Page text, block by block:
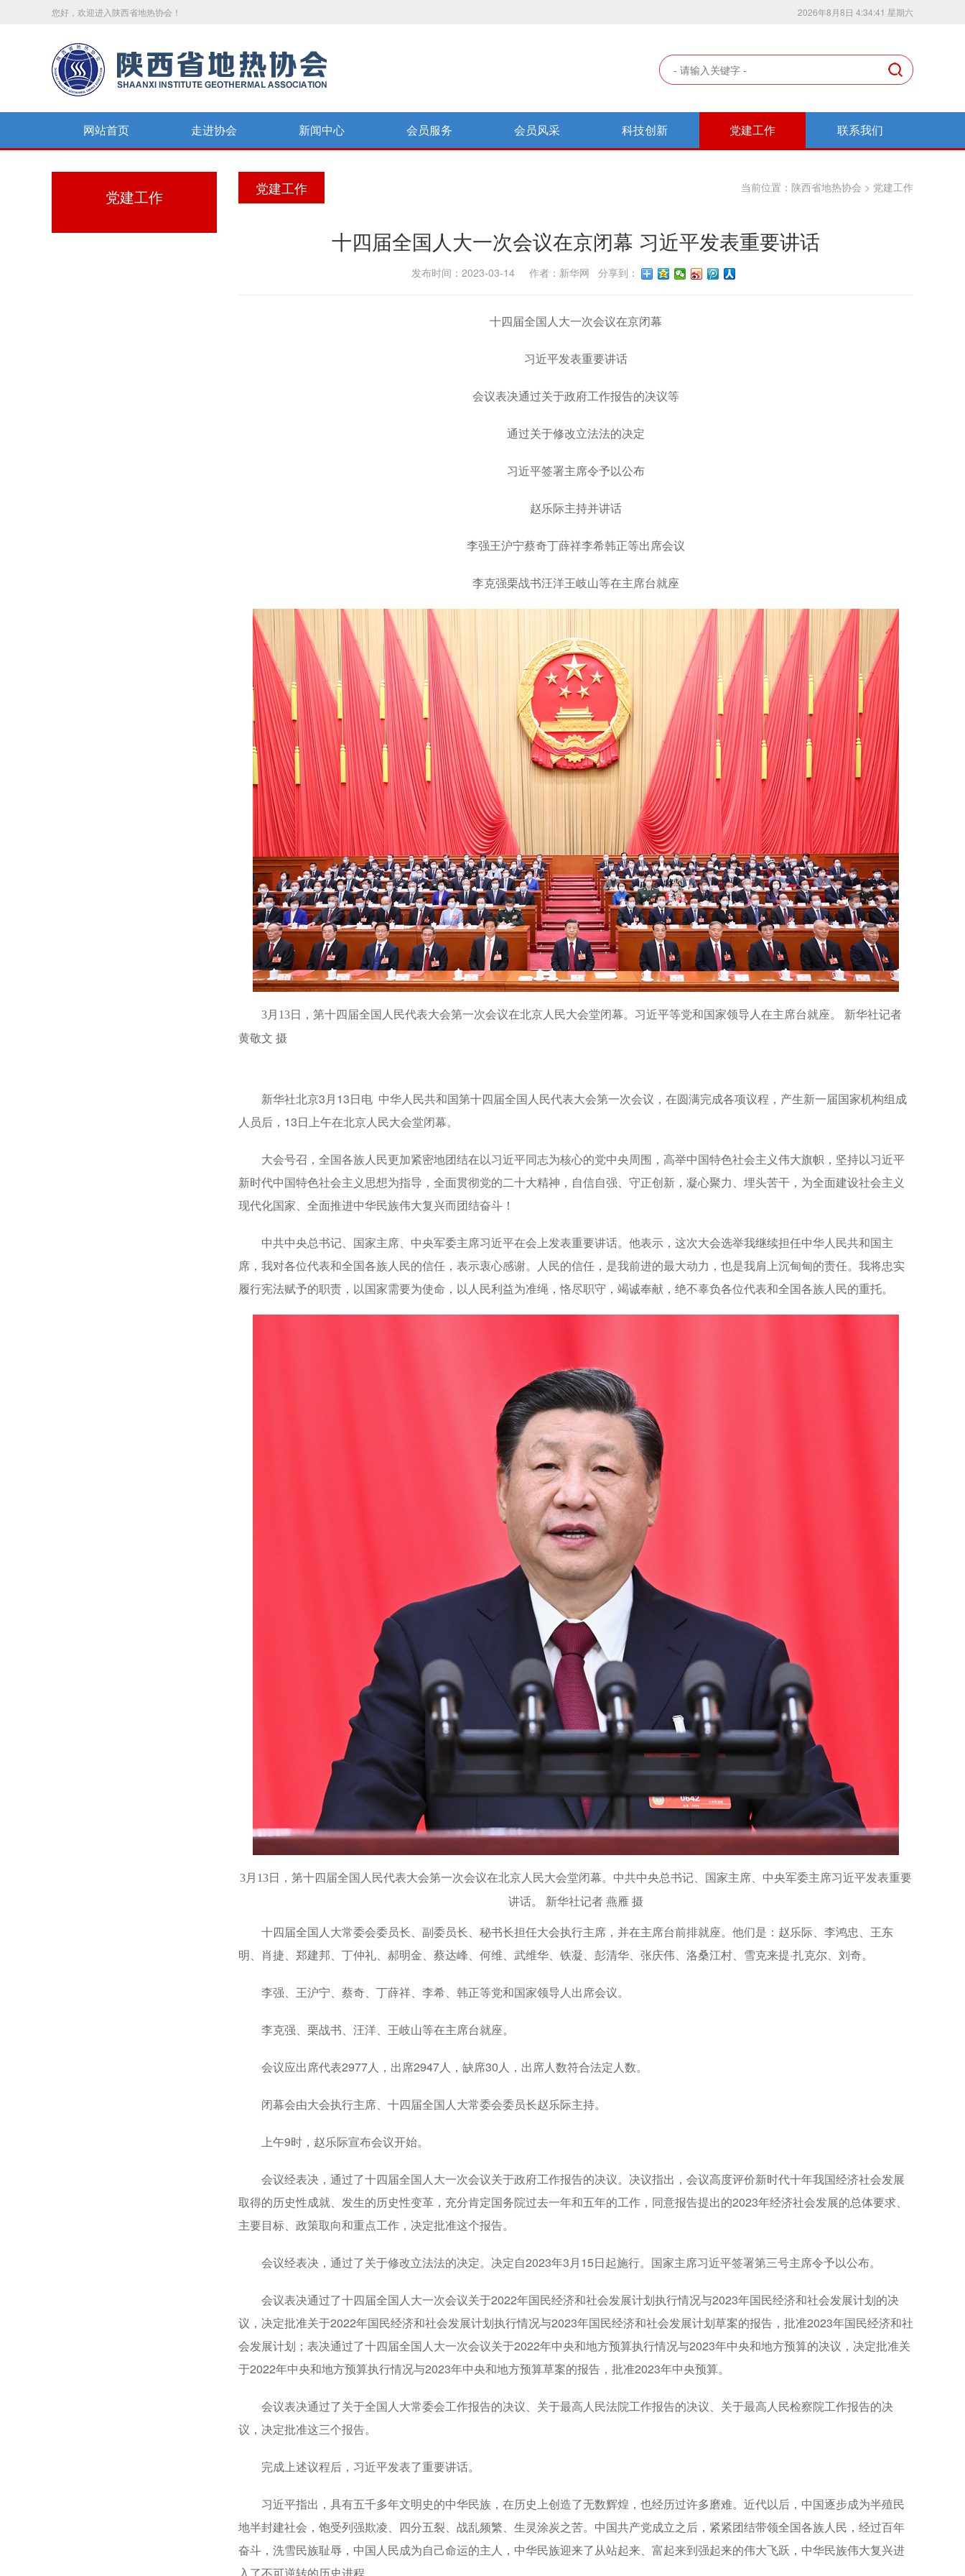
您好，欢迎进入陕西省地热协会！ 2026年8月8日 4:34:43 星期六
网站首页 走进协会 新闻中心 会员服务 会员风采 科技创新 党建工作 联系我们
党建工作 党建工作 当前位置： 陕西省地热协会 > 党建工作
十四届全国人大一次会议在京闭幕 习近平发表重要讲话
发布时间：2023-03-14 作者：新华网 分享到：
十四届全国人大一次会议在京闭幕
习近平发表重要讲话
会议表决通过关于政府工作报告的决议等
通过关于修改立法法的决定
习近平签署主席令予以公布
赵乐际主持并讲话
李强王沪宁蔡奇丁薛祥李希韩正等出席会议
李克强栗战书汪洋王岐山等在主席台就座
3月13日，第十四届全国人民代表大会第一次会议在北京人民大会堂闭幕。习近平等党和国家领导人在主席台就座。 新华社记者
黄敬文 摄
新华社北京3月13日电 中华人民共和国第十四届全国人民代表大会第一次会议，在圆满完成各项议程，产生新一届国家机构组成
人员后，13日上午在北京人民大会堂闭幕。
大会号召，全国各族人民更加紧密地团结在以习近平同志为核心的党中央周围，高举中国特色社会主义伟大旗帜，坚持以习近平
新时代中国特色社会主义思想为指导，全面贯彻党的二十大精神，自信自强、守正创新，凝心聚力、埋头苦干，为全面建设社会主义
现代化国家、全面推进中华民族伟大复兴而团结奋斗！
中共中央总书记、国家主席、中央军委主席习近平在会上发表重要讲话。他表示，这次大会选举我继续担任中华人民共和国主
席，我对各位代表和全国各族人民的信任，表示衷心感谢。人民的信任，是我前进的最大动力，也是我肩上沉甸甸的责任。我将忠实
履行宪法赋予的职责，以国家需要为使命，以人民利益为准绳，恪尽职守，竭诚奉献，绝不辜负各位代表和全国各族人民的重托。
3月13日，第十四届全国人民代表大会第一次会议在北京人民大会堂闭幕。中共中央总书记、国家主席、中央军委主席习近平发表重要
讲话。 新华社记者 燕雁 摄
十四届全国人大常委会委员长、副委员长、秘书长担任大会执行主席，并在主席台前排就座。他们是：赵乐际、李鸿忠、王东
明、肖捷、郑建邦、丁仲礼、郝明金、蔡达峰、何维、武维华、铁凝、彭清华、张庆伟、洛桑江村、雪克来提·扎克尔、刘奇。
李强、王沪宁、蔡奇、丁薛祥、李希、韩正等党和国家领导人出席会议。
李克强、栗战书、汪洋、王岐山等在主席台就座。
会议应出席代表2977人，出席2947人，缺席30人，出席人数符合法定人数。
闭幕会由大会执行主席、十四届全国人大常委会委员长赵乐际主持。
上午9时，赵乐际宣布会议开始。
会议经表决，通过了十四届全国人大一次会议关于政府工作报告的决议。决议指出，会议高度评价新时代十年我国经济社会发展
取得的历史性成就、发生的历史性变革，充分肯定国务院过去一年和五年的工作，同意报告提出的2023年经济社会发展的总体要求、
主要目标、政策取向和重点工作，决定批准这个报告。
会议经表决，通过了关于修改立法法的决定。决定自2023年3月15日起施行。国家主席习近平签署第三号主席令予以公布。
会议表决通过了十四届全国人大一次会议关于2022年国民经济和社会发展计划执行情况与2023年国民经济和社会发展计划的决
议，决定批准关于2022年国民经济和社会发展计划执行情况与2023年国民经济和社会发展计划草案的报告，批准2023年国民经济和社
会发展计划；表决通过了十四届全国人大一次会议关于2022年中央和地方预算执行情况与2023年中央和地方预算的决议，决定批准关
于2022年中央和地方预算执行情况与2023年中央和地方预算草案的报告，批准2023年中央预算。
会议表决通过了关于全国人大常委会工作报告的决议、关于最高人民法院工作报告的决议、关于最高人民检察院工作报告的决
议，决定批准这三个报告。
完成上述议程后，习近平发表了重要讲话。
习近平指出，具有五千多年文明史的中华民族，在历史上创造了无数辉煌，也经历过许多磨难。近代以后，中国逐步成为半殖民
地半封建社会，饱受列强欺凌、四分五裂、战乱频繁、生灵涂炭之苦。中国共产党成立之后，紧紧团结带领全国各族人民，经过百年
奋斗，洗雪民族耻辱，中国人民成为自己命运的主人，中华民族迎来了从站起来、富起来到强起来的伟大飞跃，中华民族伟大复兴进